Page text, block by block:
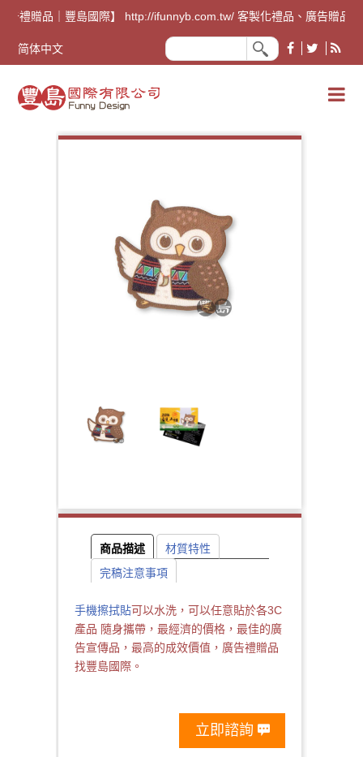
告禮贈品｜豐島國際】 http://ifunnyb.com.tw/ 客製化禮品、廣告贈品
简体中文
商品描述
材質特性
完稿注意事項
手機擦拭貼可以水洗，可以任意貼於各3C
產品 隨身攜帶，最經濟的價格，最佳的廣
告宣傳品，最高的成效價值，廣告禮贈品
找豐島國際。
立即諮詢